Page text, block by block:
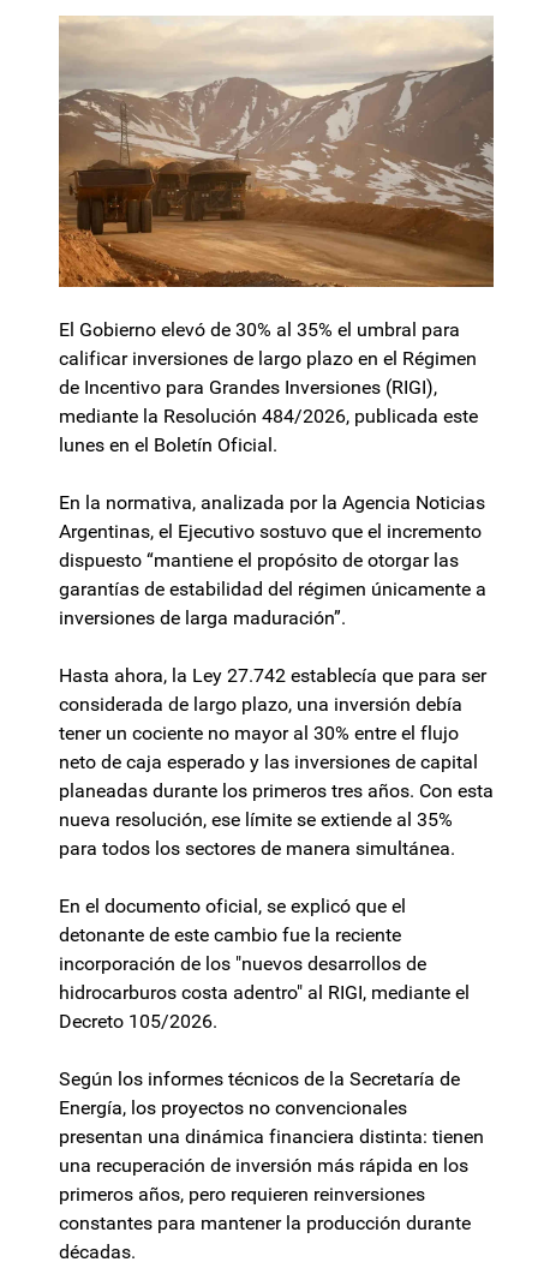
El Gobierno elevó de 30% al 35% el umbral para
calificar inversiones de largo plazo en el Régimen
de Incentivo para Grandes Inversiones (RIGI),
mediante la Resolución 484/2026, publicada este
lunes en el Boletín Oficial.
En la normativa, analizada por la Agencia Noticias
Argentinas, el Ejecutivo sostuvo que el incremento
dispuesto “mantiene el propósito de otorgar las
garantías de estabilidad del régimen únicamente a
inversiones de larga maduración”.
Hasta ahora, la Ley 27.742 establecía que para ser
considerada de largo plazo, una inversión debía
tener un cociente no mayor al 30% entre el flujo
neto de caja esperado y las inversiones de capital
planeadas durante los primeros tres años. Con esta
nueva resolución, ese límite se extiende al 35%
para todos los sectores de manera simultánea.
En el documento oficial, se explicó que el
detonante de este cambio fue la reciente
incorporación de los "nuevos desarrollos de
hidrocarburos costa adentro" al RIGI, mediante el
Decreto 105/2026.
Según los informes técnicos de la Secretaría de
Energía, los proyectos no convencionales
presentan una dinámica financiera distinta: tienen
una recuperación de inversión más rápida en los
primeros años, pero requieren reinversiones
constantes para mantener la producción durante
décadas.